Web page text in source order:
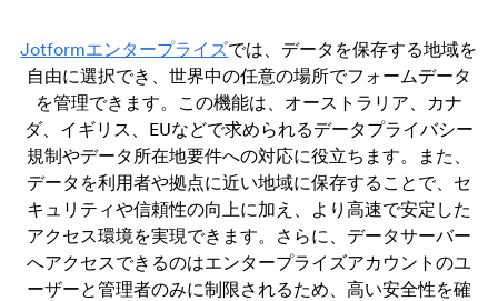
Jotformエンタープライズでは、データを保存する地域を
自由に選択でき、世界中の任意の場所でフォームデータ
を管理できます。この機能は、オーストラリア、カナ
ダ、イギリス、EUなどで求められるデータプライバシー
規制やデータ所在地要件への対応に役立ちます。また、
データを利用者や拠点に近い地域に保存することで、セ
キュリティや信頼性の向上に加え、より高速で安定した
アクセス環境を実現できます。さらに、データサーバー
へアクセスできるのはエンタープライズアカウントのユ
ーザーと管理者のみに制限されるため、高い安全性を確